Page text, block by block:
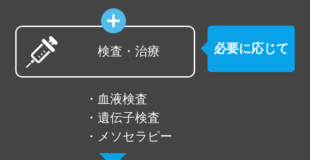
必要に応じて
検査・治療
血液検査
遺伝子検査
メソセラピー